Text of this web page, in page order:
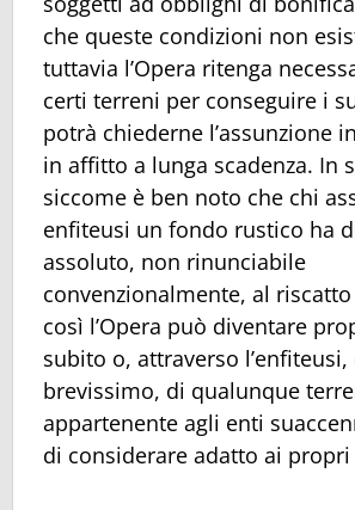
che queste condizioni non
tuttavia l’Opera ritenga
certi terreni per conseguire i
potrà chiederne l’assunzione
in affitto a lunga scadenza. In
siccome è ben noto che chi
enfiteusi un fondo rustico ha
assoluto, non rinunciabile
convenzionalmente, al
così l’Opera può diventare
subito o, attraverso
brevissimo, di qualunque
appartenente agli enti
di considerare adatto ai